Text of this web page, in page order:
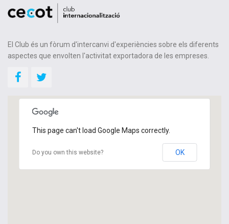
El Club és un fòrum d'intercanvi d'experiències sobre els diferents
aspectes que envolten l'activitat exportadora de les empreses.
This page can't load Google Maps correctly.
Do you own this website? OK